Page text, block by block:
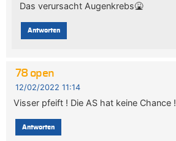
Das verursacht Augenkrebs🤮
Antworten
78 open
12/02/2022 11:14
Visser pfeift ! Die AS hat keine Chance !
Antworten